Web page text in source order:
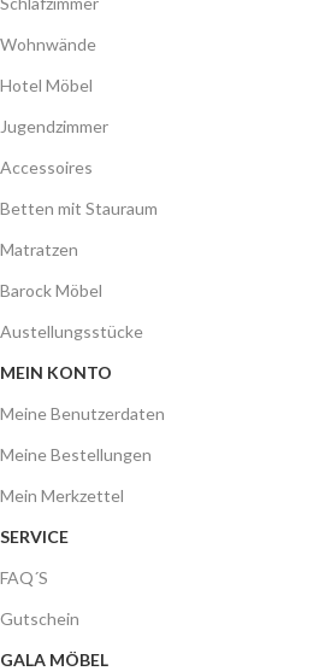
Wohnwände
Hotel Möbel
Jugendzimmer
Accessoires
Betten mit Stauraum
Matratzen
Barock Möbel
Austellungsstücke
MEIN KONTO
Meine Benutzerdaten
Meine Bestellungen
Mein Merkzettel
SERVICE
FAQ´S
Gutschein
GALA MÖBEL